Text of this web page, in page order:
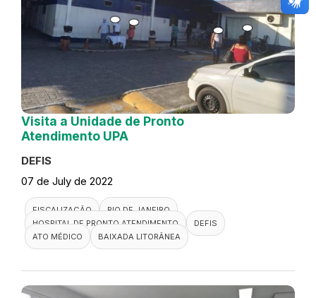
Visita a Unidade de Pronto
Atendimento UPA
DEFIS
07 de July de 2022
FISCALIZAÇÃO
RIO DE JANEIRO
HOSPITAL DE PRONTO ATENDIMENTO
DEFIS
ATO MÉDICO
BAIXADA LITORÂNEA